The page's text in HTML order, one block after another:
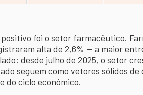
foi o setor farmacêutico.
alta de 2,6% — a maior
desde julho de 2025, o setor
seguem como vetores sólidos
do ciclo econômico.